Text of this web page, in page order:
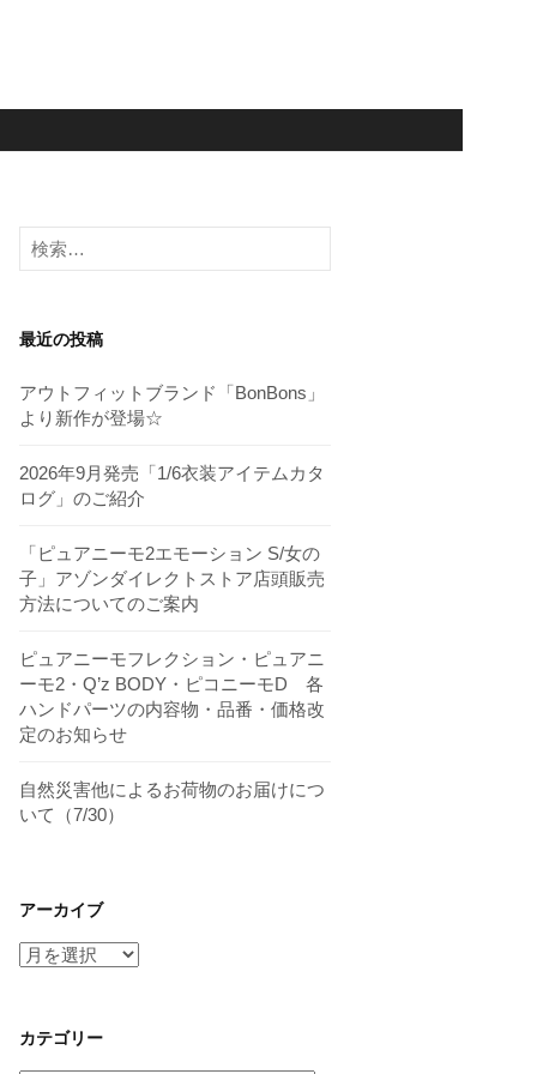
検
索:
最近の投稿
アウトフィットブランド「BonBons」
より新作が登場☆
2026年9月発売「1/6衣装アイテムカタ
ログ」のご紹介
「ピュアニーモ2エモーション S/女の
子」アゾンダイレクトストア店頭販売
方法についてのご案内
ピュアニーモフレクション・ピュアニ
ーモ2・Q’z BODY・ピコニーモD 各
ハンドパーツの内容物・品番・価格改
定のお知らせ
自然災害他によるお荷物のお届けにつ
いて（7/30）
アーカイブ
ア
イ
ブ
カテゴリー